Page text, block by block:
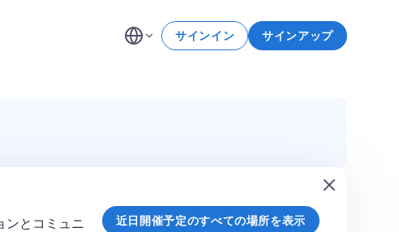
サインイン サインアップ
ンとコミュニ
近日開催予定のすべての場所を表示